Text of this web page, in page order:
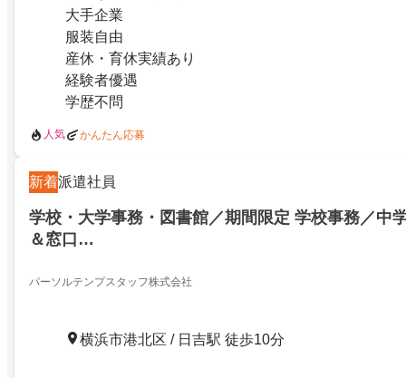
大手企業
服装自由
産休・育休実績あり
経験者優遇
学歴不問
人気 かんたん応募
新着派遣社員
学校・大学事務・図書館／期間限定 学校事務／中
＆窓口…
パーソルテンプスタッフ株式会社
横浜市港北区 / 日吉駅 徒歩10分